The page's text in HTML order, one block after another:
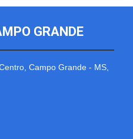
GRANDE
Campo Grande - MS,